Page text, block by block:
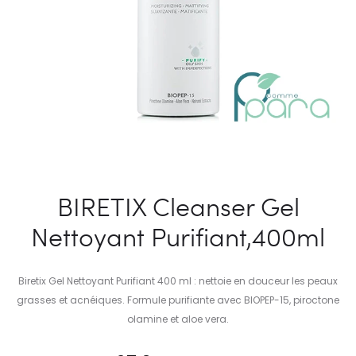
BIRETIX Cleanser Gel
Nettoyant Purifiant,400ml
Biretix Gel Nettoyant Purifiant 400 ml : nettoie en douceur les peaux
grasses et acnéiques. Formule purifiante avec BIOPEP-15, piroctone
olamine et aloe vera.